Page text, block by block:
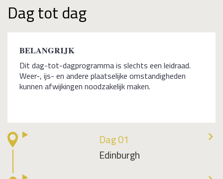
Dag tot dag
BELANGRIJK
Dit dag-tot-dagprogramma is slechts een leidraad.
Weer-, ijs- en andere plaatselijke omstandigheden
kunnen afwijkingen noodzakelijk maken.
Dag 01
Edinburgh